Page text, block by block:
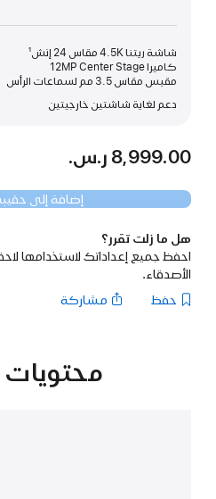
شاشة ريتنا 4.5K مقاس 24 إنش¹
كاميرا 12MP Center Stage
مقبس مقاس 3.5 مم لسماعات الرأس
دعم لغاية شاشتين خارجيتين
8,999.00 ر.س.‏
إضافة إلى
هل ما زلت تقرر؟
احفظ جميع إعداداتك لاستخدامها
الأصدقاء.
حفظ
مشاركة
محتويات